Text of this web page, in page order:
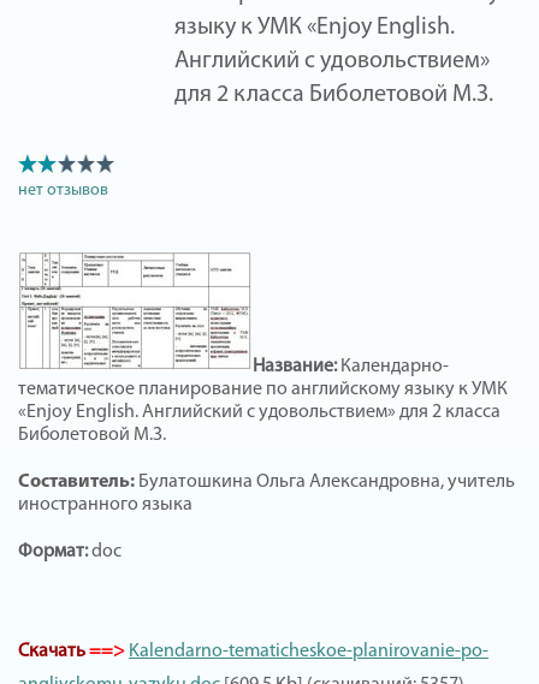
языку к УМК «Enjoy English.
Английский с удовольствием»
для 2 класса Биболетовой М.З.
нет отзывов
Название:Календарно-
тематическое планирование по английскому языку к УМК
«Enjoy English. Английский с удовольствием» для 2 класса
Биболетовой М.З.
Составитель: Булатошкина Ольга Александровна, учитель
иностранного языка
Формат:doc
Скачать==> Kalendarno-tematicheskoe-planirovanie-po-